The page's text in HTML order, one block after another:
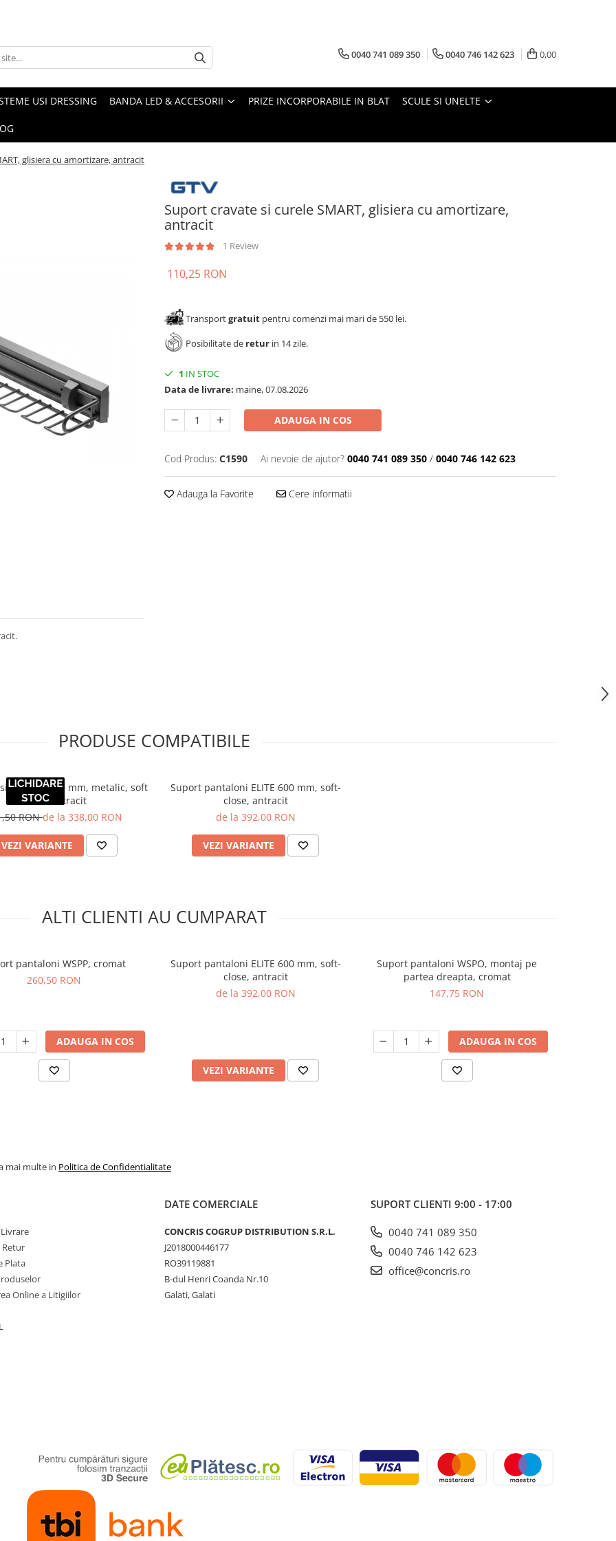
0040 741 089 350 0040 746 142 623 0,00
USI DRESSING BANDA LED & ACCESORII PRIZE INCORPORABILE IN BLAT SCULE SI UNELTE
glisiera cu amortizare, antracit
Suport cravate si curele SMART, glisiera cu amortizare,
antracit
1 Review
110,25 RON
Transportgratuit pentru comenzi mai mari de 550 lei.
Posibilitate de retur in 14 zile.
1 IN STOC
Data de livrare: maine, 07.08.2026
ADAUGA IN COS
Cod Produs: C1590 Ai nevoie de ajutor? 0040 741 089 350 / 0040 746 142 623
Adauga la Favorite Cere informatii
PRODUSE COMPATIBILE
ELITE 800 mm, metalic, soft
close, antracit
RONde la 338,00 RON
VEZI VARIANTE
Suport pantaloni ELITE 600 mm, soft-
close, antracit
de la 392,00 RON
VEZI VARIANTE
ALTI CLIENTI AU CUMPARAT
pantaloni WSPP, cromat
260,50 RON
ADAUGA IN COS
Suport pantaloni ELITE 600 mm, soft-
close, antracit
de la 392,00 RON
VEZI VARIANTE
Suport pantaloni WSPO, montaj pe
partea dreapta, cromat
147,75 RON
ADAUGA IN COS
mai multe in Politica de Confidentialitate
Retur
Plata
Online a Litigiilor
DATE COMERCIALE
CONCRIS COGRUP DISTRIBUTION S.R.L.
J2018000446177
RO39119881
B-dul Henri Coanda Nr.10
Galati, Galati
SUPORT CLIENTI 9:00 - 17:00
0040 741 089 350
0040 746 142 623
office@concris.ro